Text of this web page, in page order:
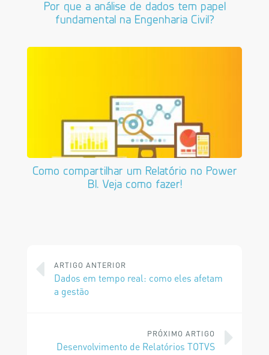
Por que a análise de dados tem papel
fundamental na Engenharia Civil?
Como compartilhar um Relatório no Power
BI. Veja como fazer!
ARTIGO ANTERIOR
Dados em tempo real: como eles afetam
a gestão
PRÓXIMO ARTIGO
Desenvolvimento de Relatórios TOTVS